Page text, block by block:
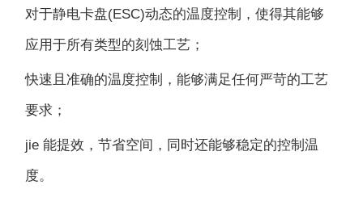
对于静电卡盘(ESC)动态的温度控制，使得其能够
应用于所有类型的刻蚀工艺；
快速且准确的温度控制，能够满足任何严苛的工艺
要求；
jie 能提效，节省空间，同时还能够稳定的控制温
度。